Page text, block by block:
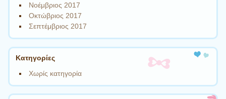
Νοέμβριος 2017
Οκτώβριος 2017
Σεπτέμβριος 2017
Kατηγορίες
Χωρίς κατηγορία